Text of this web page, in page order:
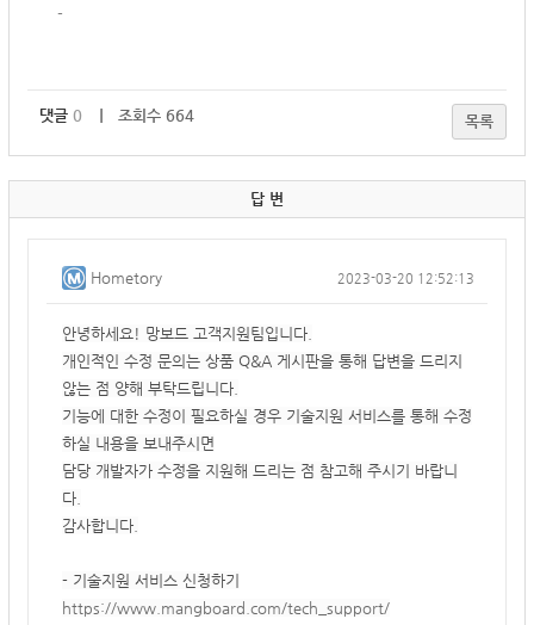
-
댓글 0 ｜ 조회수 664 목록
답 변
Hometory 2023-03-20 12:52:13
안녕하세요! 망보드 고객지원팀입니다.
개인적인 수정 문의는 상품 Q&A 게시판을 통해 답변을 드리지
않는 점 양해 부탁드립니다.
기능에 대한 수정이 필요하실 경우 기술지원 서비스를 통해 수정
하실 내용을 보내주시면
담당 개발자가 수정을 지원해 드리는 점 참고해 주시기 바랍니
다.
감사합니다.
- 기술지원 서비스 신청하기
https://www.mangboard.com/tech_support/